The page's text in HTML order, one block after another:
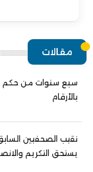
مقالات
سبع سنوات من حكم
بالأرقام
نقيب الصحفيين
يستحق التكريم